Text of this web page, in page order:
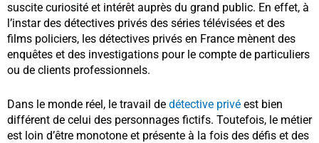
suscite curiosité et intérêt auprès du grand public. En effet, à
l’instar des détectives privés des séries télévisées et des
films policiers, les détectives privés en France mènent des
enquêtes et des investigations pour le compte de particuliers
ou de clients professionnels.
Dans le monde réel, le travail de détective privé est bien
différent de celui des personnages fictifs. Toutefois, le métier
est loin d’être monotone et présente à la fois des défis et des